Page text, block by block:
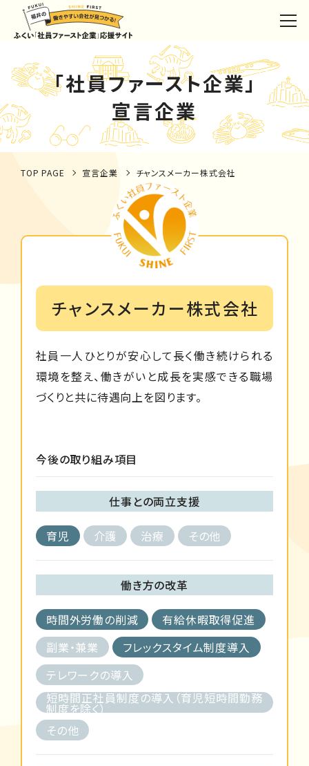
「社員ファースト企業」
宣言企業
TOP PAGE 宣言企業 チャンスメーカー株式会社
チャンスメーカー株式会社
社員一人ひとりが安心して長く働き続けられる
環境を整え、働きがいと成長を実感できる職場
づくりと共に待遇向上を図ります。
今後の取り組み項目
仕事との両立支援
育児 介護 治療 その他
働き方の改革
時間外労働の削減
有給休暇取得促進
副業・兼業
フレックスタイム制度導入
テレワークの導入
短時間正社員制度の導入（育児短時間勤務
制度を除く）
その他